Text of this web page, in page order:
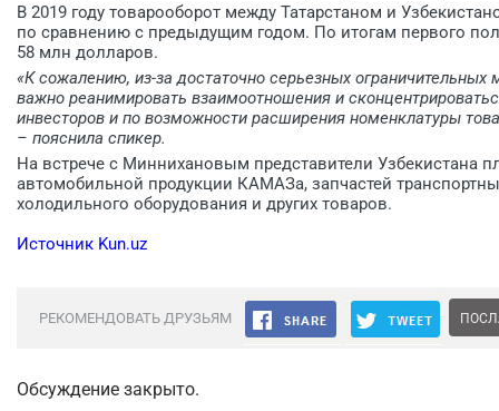
В 2019 году товарооборот между Татарстаном и
по сравнению с предыдущим годом. По итогам первого
58 млн долларов.
«К сожалению, из-за достаточно серьезных
важно реанимировать взаимоотношения и
инвесторов и по возможности расширения номенклатуры
– пояснила спикер.
На встрече с Миннихановым представители Узбекистана
автомобильной продукции КАМАЗа, запчастей
холодильного оборудования и других товаров.
Источник Kun.uz
РЕКОМЕНДОВАТЬ ДРУЗЬЯМ
Обсуждение закрыто.